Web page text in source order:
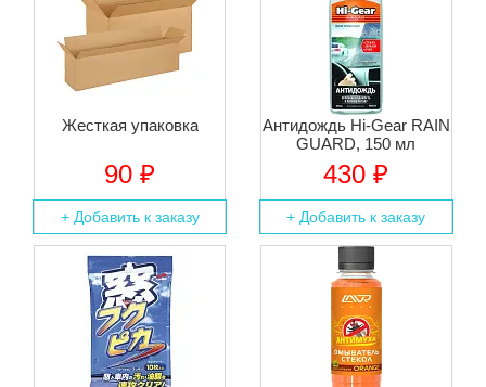
Жесткая упаковка
90 ₽
+ Добавить к заказу
Антидождь Hi-Gear RAIN
GUARD, 150 мл
430 ₽
+ Добавить к заказу